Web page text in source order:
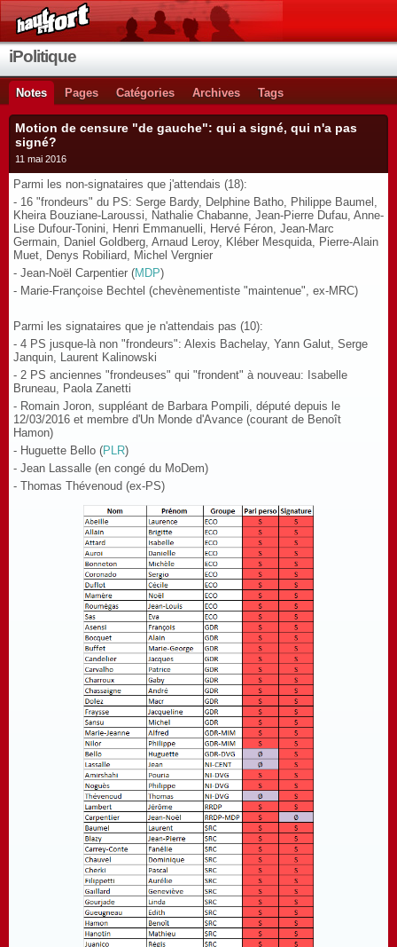
iPolitique
Notes Pages Catégories Archives Tags
Motion de censure "de gauche": qui a signé, qui n'a pas
signé?
11 mai 2016
Parmi les non-signataires que j'attendais (18):
- 16 "frondeurs" du PS: Serge Bardy, Delphine Batho, Philippe Baumel,
Kheira Bouziane-Laroussi, Nathalie Chabanne, Jean-Pierre Dufau, Anne-
Lise Dufour-Tonini, Henri Emmanuelli, Hervé Féron, Jean-Marc
Germain, Daniel Goldberg, Arnaud Leroy, Kléber Mesquida, Pierre-Alain
Muet, Denys Robiliard, Michel Vergnier
- Jean-Noël Carpentier (MDP)
- Marie-Françoise Bechtel (chevènementiste "maintenue", ex-MRC)
Parmi les signataires que je n'attendais pas (10):
- 4 PS jusque-là non "frondeurs": Alexis Bachelay, Yann Galut, Serge
Janquin, Laurent Kalinowski
- 2 PS anciennes "frondeuses" qui "frondent" à nouveau: Isabelle
Bruneau, Paola Zanetti
- Romain Joron, suppléant de Barbara Pompili, député depuis le
12/03/2016 et membre d'Un Monde d'Avance (courant de Benoît
Hamon)
- Huguette Bello (PLR)
- Jean Lassalle (en congé du MoDem)
- Thomas Thévenoud (ex-PS)